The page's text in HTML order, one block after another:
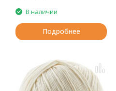
В наличии
Подробнее